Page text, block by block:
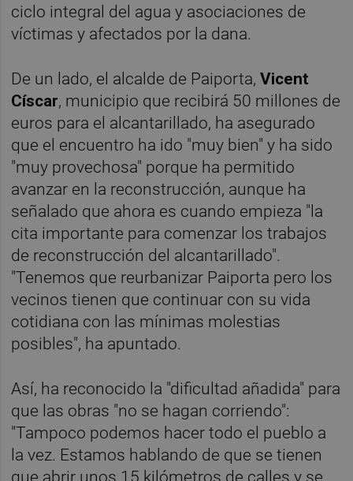
ciclo integral del agua y asociaciones de
víctimas y afectados por la dana.
De un lado, el alcalde de Paiporta,Vicent
Císcar, municipio que recibirá 50 millones de
euros para el alcantarillado, ha asegurado
que el encuentro ha ido "muy bien" y ha sido
"muy provechosa" porque ha permitido
avanzar en la reconstrucción, aunque ha
señalado que ahora es cuando empieza "la
cita importante para comenzar los trabajos
de reconstrucción del alcantarillado".
"Tenemos que reurbanizar Paiporta pero los
vecinos tienen que continuar con su vida
cotidiana con las mínimas molestias
posibles", ha apuntado.
Así, ha reconocido la "dificultad añadida" para
que las obras "no se hagan corriendo":
"Tampoco podemos hacer todo el pueblo a
la vez. Estamos hablando de que se tienen
que abrir unos 15 kilómetros de calles y se